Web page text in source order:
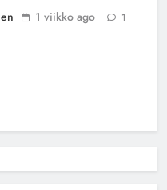
1 viikko ago 1